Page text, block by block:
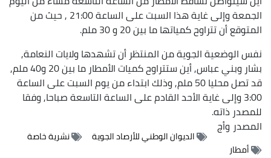
الجمعة وإلى غاية هذا السبت على الساعة 21:00 , حيث من
المتوقع أن تتراوح كمياتها ما بين 20 و 30 ملم.
نفس الوضعية الجوية من المنتظر أن تشهدها ولايات النعامة,
بشار وبني عباس, أين ستتراوح كميات الأمطار ما بين 20 و40 ملم,
قد تصل محليا 50 ملم, وذلك ابتداء من يوم السبت على الساعة
3:00 وإلى غاية الأحد القادم على الساعة التاسعة صباحا, وفقا
للمصدر ذاته.
المصدروأج
الديوان الوطني للأرصاد الجوية
نشرية خاصة
أمطار